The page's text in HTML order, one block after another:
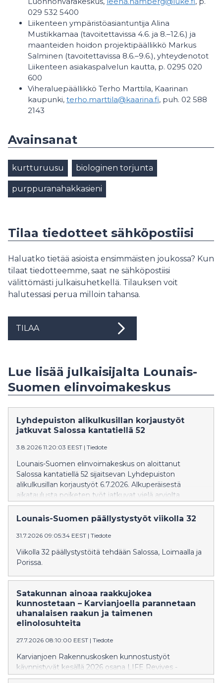
029 532 5400
Liikenteen ympäristöasiantuntija Alina
Mustikkamaa (tavoitettavissa 4.6. ja 8.–12.6.) ja
maanteiden hoidon projektipäällikkö Markus
Salminen (tavoitettavissa 8.6.–9.6.), yhteydenotot
Liikenteen asiakaspalvelun kautta, p. 0295 020
600
Viheraluepäällikkö Terho Marttila, Kaarinan
kaupunki, terho.marttila@kaarina.fi, puh. 02 588
2143
Avainsanat
kurtturuusu biologinen torjunta
purppuranahakkasieni
Tilaa tiedotteet sähköpostiisi
Haluatko tietää asioista ensimmäisten joukossa? Kun
tilaat tiedotteemme, saat ne sähköpostiisi
välittömästi julkaisuhetkellä. Tilauksen voit
halutessasi perua milloin tahansa.
TILAA
Lue lisää julkaisijalta Lounais-
Suomen elinvoimakeskus
Lyhdepuiston alikulkusillan korjaustyöt
jatkuvat Salossa kantatiellä 52
3.8.2026 11:20:03 EEST | Tiedote
Lounais-Suomen elinvoimakeskus on aloittanut
Salossa kantatiellä 52 sijaitsevan Lyhdepuiston
alikulkusillan korjaustyöt 6.7.2026. Alkuperäisestä
aikataulusta poiketen työt jatkuvat vielä arviolta
elokuun loppuun saakka. Korjaustöiden aikana toinen
ajokaista on poissa käytöstä ja liikenne on ohjattu
aiheutuu haittaa liikenteelle.
Lounais-Suomen päällystystyöt viikolla 32
31.7.2026 09:05:34 EEST | Tiedote
Viikolla 32 päällystystöitä tehdään Salossa, Loimaalla ja
Porissa.
Satakunnan ainoaa raakkujokea
kunnostetaan – Karvianjoella parannetaan
uhanalaisen raakun ja taimenen
elinolosuhteita
27.7.2026 08:10:00 EEST | Tiedote
Karvianjoen Rakennuskosken kunnostustyöt
käynnistyvät kesällä 2026 osana LIFE Revives -
hanketta. Tavoitteena on lisätä erittäin uhanalaisen